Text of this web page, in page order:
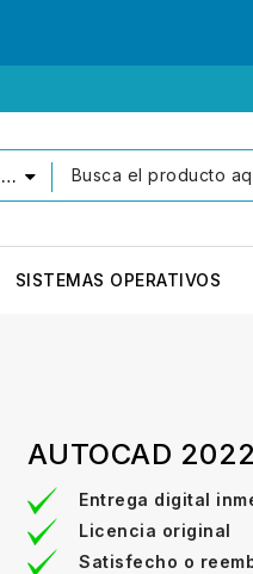
SISTEMAS OPERATIVOS
AUTOCAD 2022
Entrega digital
Licencia original
Satisfecho o